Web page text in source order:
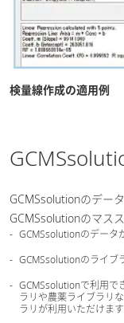
検量線作成の適用例
GCMSsolutionのデー
GCMSsolutionのマス
GCMSsolutionのデータ
GCMSsolutionのライブ
GCMSsolutionで利用で
ラリや農薬ライブラリ
ラリが利用いただけます